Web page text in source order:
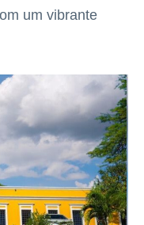
um vibrante